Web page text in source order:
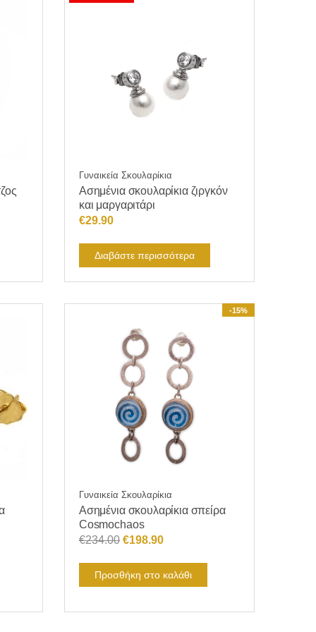
Γυναικεία Σκουλαρίκια
Ασημένια σκουλαρίκια ζιργκόν
και μαργαριτάρι
€29.90
Διαβάστε περισσότερα
-15%
Γυναικεία Σκουλαρίκια
Ασημένια σκουλαρίκια σπείρα
Cosmochaos
€234.00 Original
was:
€234.00.
€198.90Η
τιμή
είναι:
Προσθήκη στο καλάθι